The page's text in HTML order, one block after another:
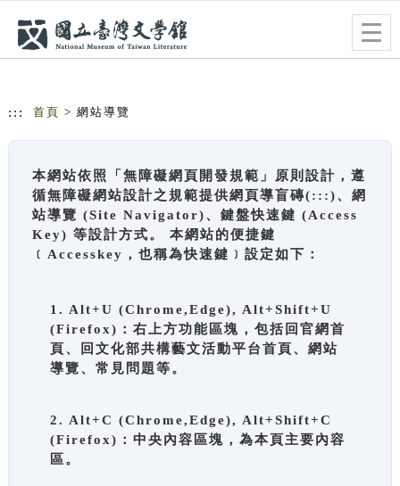
::: 首頁 > 網站導覽
本網站依照「無障礙網頁開發規範」原則設計，遵
循無障礙網站設計之規範提供網頁導盲磚(:::)、網
站導覽 (Site Navigator)、鍵盤快速鍵 (Access
Key) 等設計方式。 本網站的便捷鍵
﹝Accesskey，也稱為快速鍵﹞設定如下：
1. Alt+U (Chrome,Edge), Alt+Shift+U
(Firefox)：右上方功能區塊，包括回官網首
頁、回文化部共構藝文活動平台首頁、網站
導覽、常見問題等。
2. Alt+C (Chrome,Edge), Alt+Shift+C
(Firefox)：中央內容區塊，為本頁主要內容
區。